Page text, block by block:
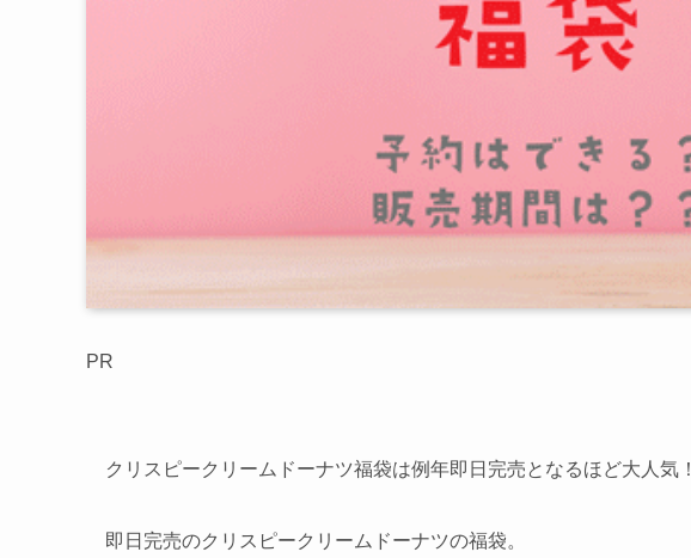
PR
クリスピークリームドーナツ福袋は例年即日完売となるほど大人気！
即日完売のクリスピークリームドーナツの福袋。